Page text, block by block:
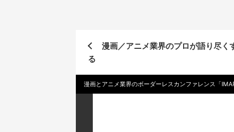
漫画／アニメ業界のプロが語り尽
る
漫画とアニメ業界のボーダーレスカンファレンス「